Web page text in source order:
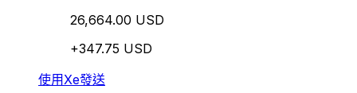
26,664.00 USD
+347.75 USD
使用Xe發送